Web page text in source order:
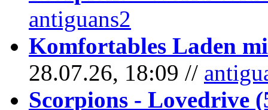
antiguans2
Komfortables Laden
28.07.26, 18:09 //
Scorpions - Lovedrive